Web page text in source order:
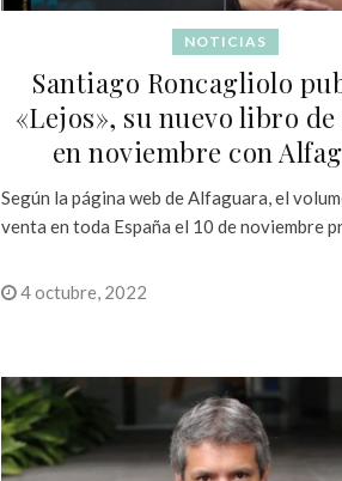
NOTICIAS
Santiago Roncagliolo
«Lejos», su nuevo libro
en noviembre con
Según la página web de Alfaguara, el
venta en toda España el 10 de noviembre
4 octubre, 2022